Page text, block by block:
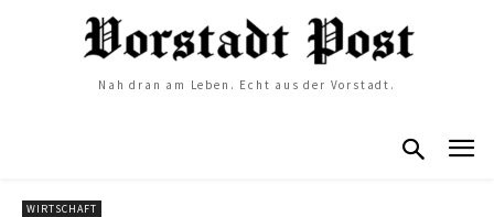
Nah dran am Leben. Echt aus der Vorstadt.
WIRTSCHAFT